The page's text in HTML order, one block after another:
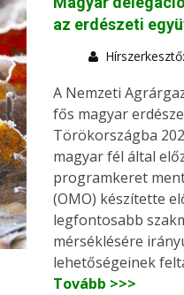
az erdészeti
A Nemzeti
fős magyar
Törökországba
magyar fél által
programkeret
(OMO) készítette
legfontosabb
mérséklésére
lehetőségeinek
Tovább >>>